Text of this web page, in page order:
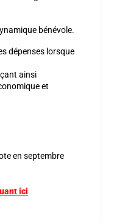
bénévole.
dépenses lorsque
ainsi
et
en septembre
ici